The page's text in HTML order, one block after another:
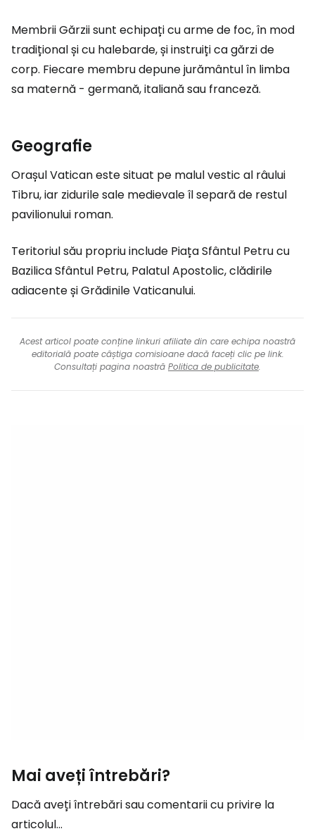
Membrii Gărzii sunt echipați cu arme de foc, în mod
tradițional și cu halebarde, și instruiți ca gărzi de
corp. Fiecare membru depune jurământul în limba
sa maternă - germană, italiană sau franceză.
Geograﬁe
Orașul Vatican este situat pe malul vestic al râului
Tibru, iar zidurile sale medievale îl separă de restul
pavilionului roman.
Teritoriul său propriu include Piața Sfântul Petru cu
Bazilica Sfântul Petru, Palatul Apostolic, clădirile
adiacente și Grădinile Vaticanului.
Acest articol poate conține linkuri afiliate din care echipa noastră
editorială poate câștiga comisioane dacă faceți clic pe link.
Consultați pagina noastră Politica de publicitate.
Mai aveți întrebări?
Dacă aveți întrebări sau comentarii cu privire la
articolul...